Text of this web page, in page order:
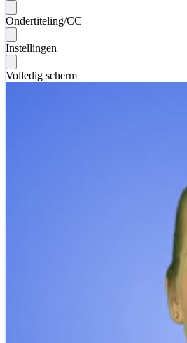
Ondertiteling/CC
Instellingen
Volledig scherm